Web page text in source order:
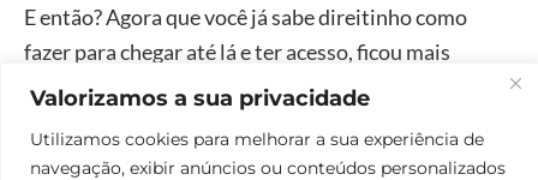
Valorizamos a sua privacidade
Utilizamos cookies para melhorar a sua experiência de
navegação, exibir anúncios ou conteúdos personalizados
E então? Agora que você já sabe direitinho como
fazer para chegar até lá e ter acesso, ficou mais
animado ainda para praticar seu Stand Up Paddle na
como foi sua aventura!